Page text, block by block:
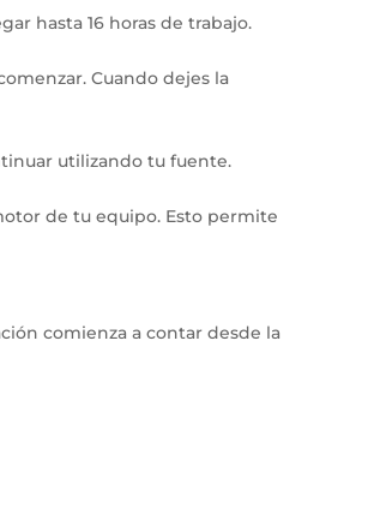
hasta 16 horas de trabajo.
Cuando dejes la
utilizando tu fuente.
de tu equipo. Esto permite
comienza a contar desde la